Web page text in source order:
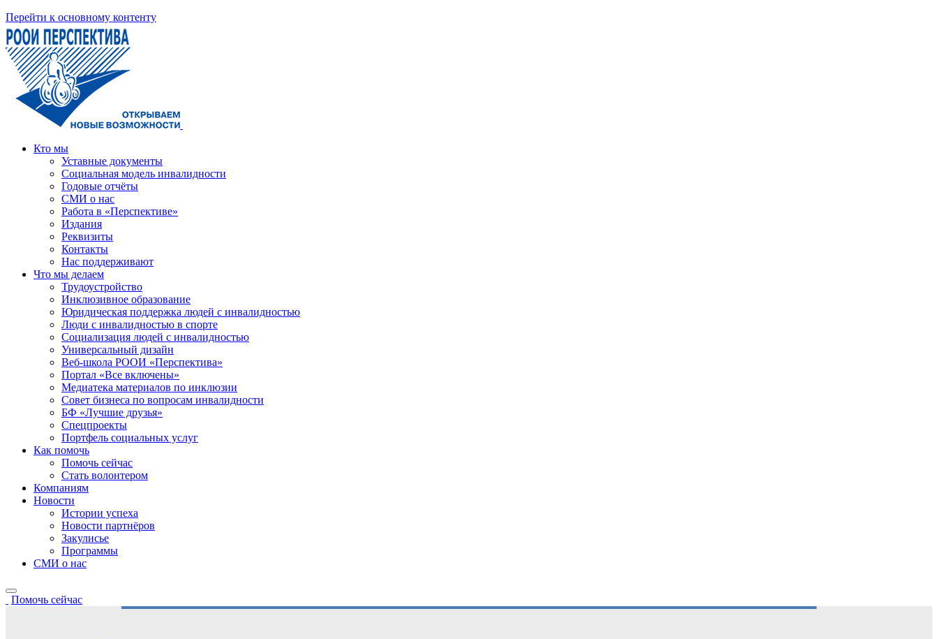
Перейти к основному контенту
Кто мы
Уставные документы
Социальная модель инвалидности
Годовые отчёты
СМИ о нас
Работа в «Перспективе»
Издания
Реквизиты
Контакты
Нас поддерживают
Что мы делаем
Трудоустройство
Инклюзивное образование
Юридическая поддержка людей с инвалидностью
Люди с инвалидностью в спорте
Социализация людей с инвалидностью
Универсальный дизайн
Веб-школа РООИ «Перспектива»
Портал «Все включены»
Медиатека материалов по инклюзии
Совет бизнеса по вопросам инвалидности
БФ «Лучшие друзья»
Спецпроекты
Портфель социальных услуг
Как помочь
Помочь сейчас
Стать волонтером
Компаниям
Новости
Истории успеха
Новости партнёров
Закулисье
Программы
СМИ о нас
Помочь сейчас